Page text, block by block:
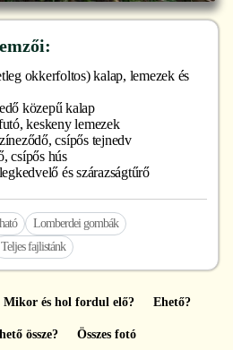
okkerfoltos) kalap, lemezek és
közepű kalap
keskeny lemezek
csípős tejnedv
csípős hús
és szárazságtűrő
Lomberdei gombák
Teljes fajlistánk
Mikor és hol fordul elő? Ehető?
össze? Összes fotó